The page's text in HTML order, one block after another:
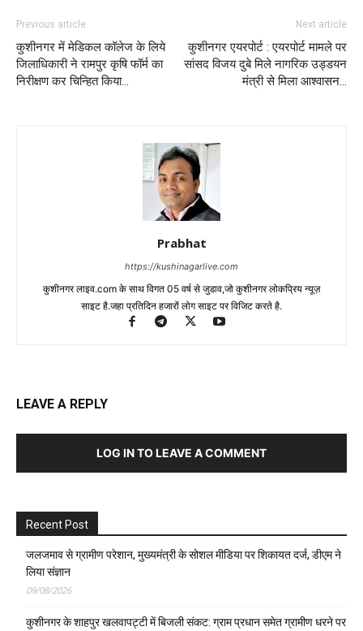
Previous article
कुशीनगर में मेडिकल कॉलेज के लिये
जिलाधिकारी ने रामपुर कृषि फॉर्म का
निरीक्षण कर चिन्हित किया…
Next article
कुशीनगर एयरपोर्ट : एयरपोर्ट मामले पर
सांसद विजय दुबे मिले नागरिक उड्डयन
मंत्री से मिला आश्वासन…
Prabhat
https://kushinagarlive.com
कुशीनगर लाइव.com के साथ विगत 05 वर्ष से जुडाव,जो कुशीनगर लोकप्रिय न्यूज़
साइट है.जहा प्रतिदिन हजारों लोग साइट पर विजिट करते है.
LEAVE A REPLY
LOG IN TO LEAVE A COMMENT
Recent Post
जलजमाव से ग्रामीण परेशान, मुख्यमंत्री के सोशल मीडिया पर शिकायत दर्ज, डीएम ने
लिया संज्ञान
09/08/2026
कुशीनगर के शाहपुर खलवापट्टी में बिजली संकट: ग्राम प्रधान समेत ग्रामीण धरने पर